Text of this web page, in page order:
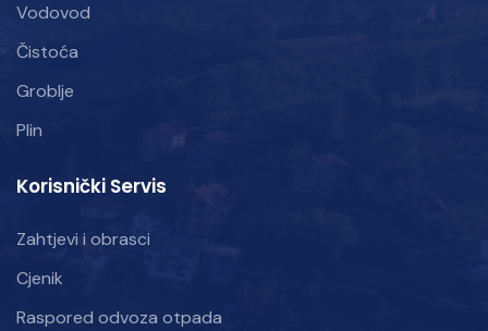
Vodovod
Čistoća
Groblje
Plin
Korisnički Servis
Zahtjevi i obrasci
Cjenik
Raspored odvoza otpada